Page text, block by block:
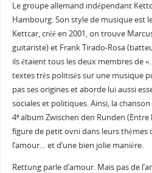
Le groupe allemand indépendant
Hambourg. Son style de musique est
Kettcar, créé en 2001, on trouve
guitariste) et Frank Tirado-Rosa
ils étaient tous les deux membres de
textes très politisés sur une musique
pas ses origines et aborde lui aussi
sociales et politiques. Ainsi, la
4ealbum Zwischen den Runden (Entre
figure de petit ovni dans leurs
l’amour… et d’une bien jolie manière.
Rettung parle d’amour. Mais pas de